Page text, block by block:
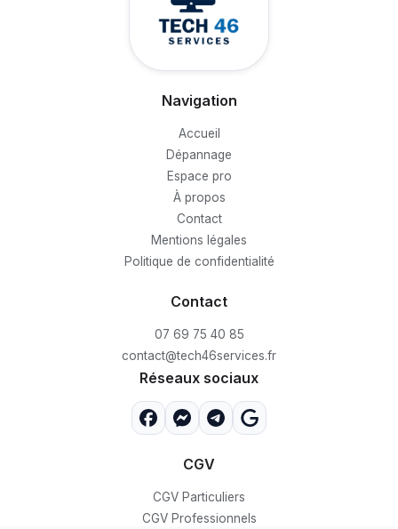
Navigation
Accueil
Dépannage
Espace pro
À propos
Contact
Mentions légales
Politique de confidentialité
CGV
CGV Particuliers
CGV Professionnels
Contact
07 69 75 40 85
contact@tech46services.fr
Réseaux sociaux